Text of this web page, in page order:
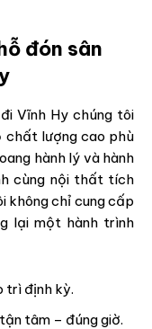
đón sân
Vĩnh Hy chúng tôi
chất lượng cao phù
hành lý và hành
cùng nội thất tích
không chỉ cung cấp
lại một hành trình
trì định kỳ.
tâm – đúng giờ.